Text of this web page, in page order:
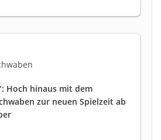
Hoch hinaus mit dem
zur neuen Spielzeit ab